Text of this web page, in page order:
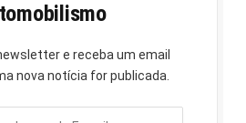
e receba um email
nova notícia for publicada.